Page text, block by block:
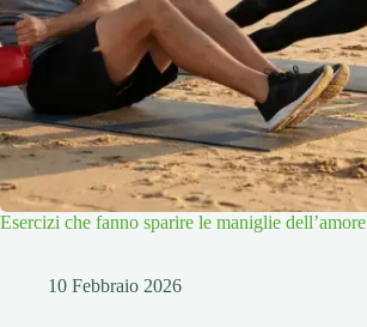
Esercizi che fanno sparire le maniglie dell’amore
10 Febbraio 2026